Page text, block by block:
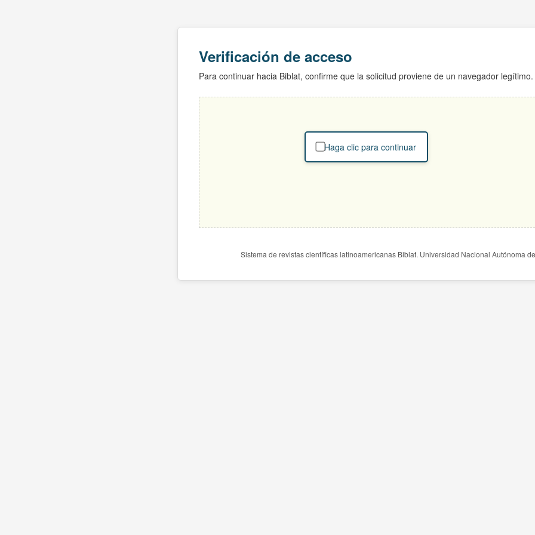
Verificación de acceso
Para continuar hacia Biblat, confirme que la solicitud proviene de un navegador legítimo.
Haga clic para continuar
Sistema de revistas científicas latinoamericanas Biblat. Universidad Nacional Autónoma